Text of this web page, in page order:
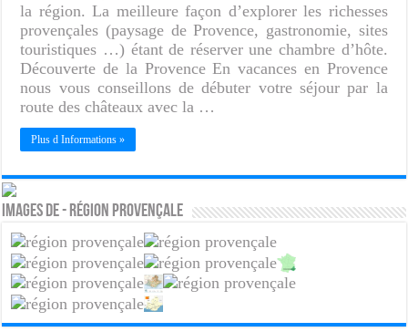
la région. La meilleure façon d’explorer les richesses
provençales (paysage de Provence, gastronomie, sites
touristiques …) étant de réserver une chambre d’hôte.
Découverte de la Provence En vacances en Provence
nous vous conseillons de débuter votre séjour par la
route des châteaux avec la …
Plus d Informations »
Images de - Région provençale